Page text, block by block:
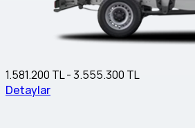
1.581.200 TL - 3.555.300 TL
Detaylar